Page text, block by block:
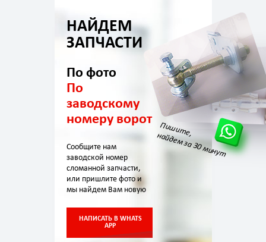
НАЙДЕМ
ЗАПЧАСТИ
По фото
По
заводскому
номеру ворот
Сообщите нам
заводской номер
сломанной запчасти,
или пришлите фото и
мы найдем Вам новую
НАПИСАТЬ В WHATS
APP
Пишите,
найдем за 30 минут